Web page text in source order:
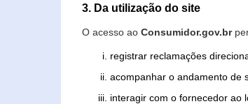
3. Da utilização do site
O acesso ao Consumidor.gov.br
registrar reclamações
acompanhar o andamento de
interagir com o fornecedor ao